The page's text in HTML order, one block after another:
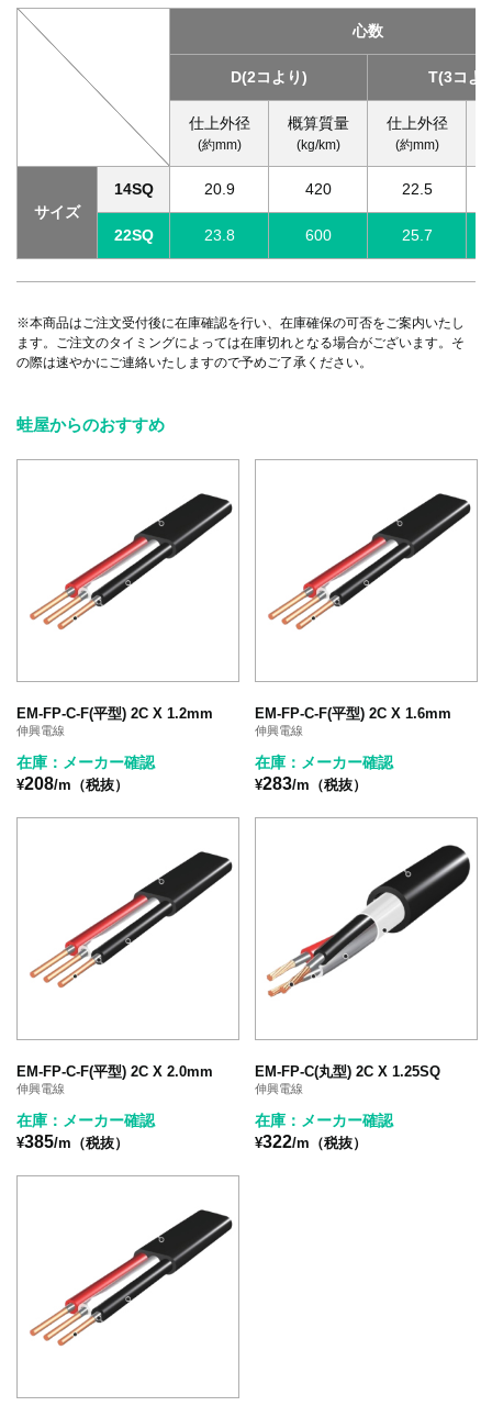
心数
D(2コより) T(3コよ
仕上外径
(約mm)
概算質量
(kg/km)
仕上外径
(約mm)
サイズ
14SQ 20.9 420 22.5
22SQ 23.8 600 25.7
※本商品はご注文受付後に在庫確認を行い、在庫確保の可否をご案内いたし
ます。ご注文のタイミングによっては在庫切れとなる場合がございます。そ
の際は速やかにご連絡いたしますので予めご了承ください。
蛙屋からのおすすめ
EM-FP-C-F(平型) 2C X 1.2mm
伸興電線
在庫：メーカー確認
¥208/m（税抜）
EM-FP-C-F(平型) 2C X 1.6mm
伸興電線
在庫：メーカー確認
¥283/m（税抜）
EM-FP-C-F(平型) 2C X 2.0mm
伸興電線
在庫：メーカー確認
¥385/m（税抜）
EM-FP-C(丸型) 2C X 1.25SQ
伸興電線
在庫：メーカー確認
¥322/m（税抜）